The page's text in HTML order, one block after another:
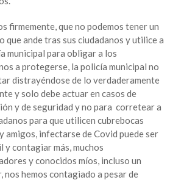
firmemente, que no podemos tener un
que ande tras sus ciudadanos y utilice a
municipal para obligar a los
a protegerse, la policía municipal no
distrayéndose de lo verdaderamente
y solo debe actuar en casos de
y de seguridad y no para corretear a
para que utilicen cubrebocas
amigos, infectarse de Covid puede ser
y contagiar más, muchos
y conocidos míos, incluso un
nos hemos contagiado a pesar de